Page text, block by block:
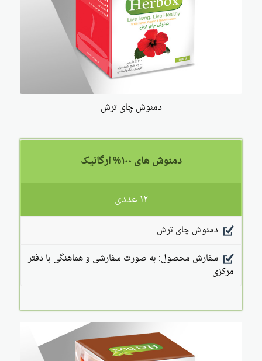
دمنوش چای ترش
دمنوش های ۱۰۰% ارگانیک
۱۲ عددی
دمنوش چای ترش
سفارش محصول: به صورت سفارشی و هماهنگی با دفتر
مرکزی